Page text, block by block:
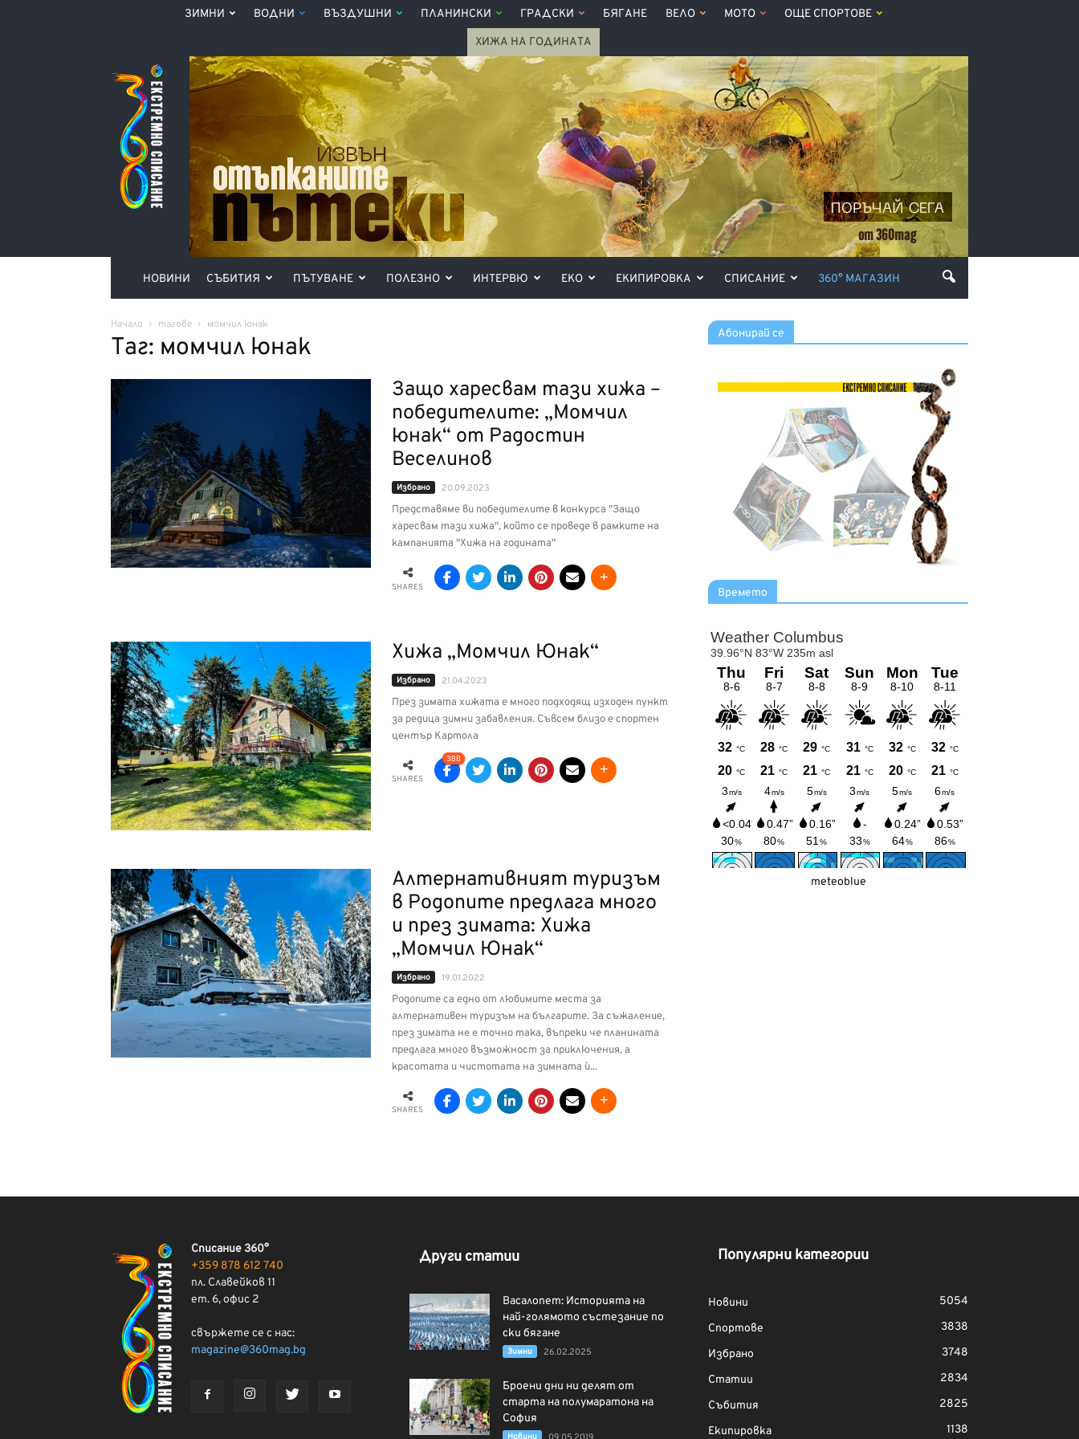
ЗИМНИ ВОДНИ ВЪЗДУШНИ ПЛАНИНСКИ ГРАДСКИ БЯГАНЕ ВЕЛО МОТО ОЩЕ СПОРТОВЕ
ХИЖА НА ГОДИНАТА
Списание
360°
НОВИНИ СЪБИТИЯ ПЪТУВАНЕ ПОЛЕЗНО ИНТЕРВЮ ЕКО ЕКИПИРОВКА СПИСАНИЕ 360° МАГАЗИН
Начало тагове момчил юнак
Таг: момчил юнак
Защо харесвам тази хижа –
победителите: „Момчил
юнак“ от Радостин
Веселинов
Избрано 20.09.2023
Представяме ви победителите в конкурса "Защо
харесвам тази хижа", който се проведе в рамките на
кампанията "Хижа на годината"
SHARES
Хижа „Момчил Юнак“
Избрано 21.04.2023
През зимата хижата е много подходящ изходен пункт
за редица зимни забавления. Съвсем близо е спортен
център Картола
SHARES
388
Алтернативният туризъм
в Родопите предлага много
и през зимата: Хижа
„Момчил Юнак“
Избрано 19.01.2022
Родопите са едно от любимите места за
алтернативен туризъм на българите. За съжаление,
през зимата не е точно така, въпреки че планината
предлага много възможност за приключения, а
красотата и чистотата на зимната ѝ...
SHARES
Абонирай се
Времето
meteoblue
Списание 360°
+359 878 612 740
пл. Славейков 11
ет. 6, офис 2
свържете се с нас:
magazine@360mag.bg
Други статии
Васалопет: Историята на
най-голямото състезание по
ски бягане
Зимни 26.02.2025
Броени дни ни делят от
старта на полумаратона на
София
Популярни категории
Новини
5054
Спортове
3838
Избрано
3748
Статии
2834
Събития
2825
Екипировка
1138